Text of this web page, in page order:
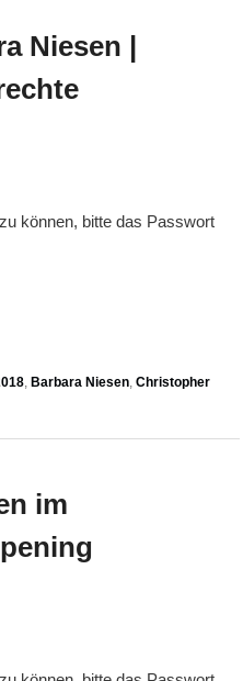
Niesen |
können, bitte das Passwort
, Barbara Niesen, Christopher
im